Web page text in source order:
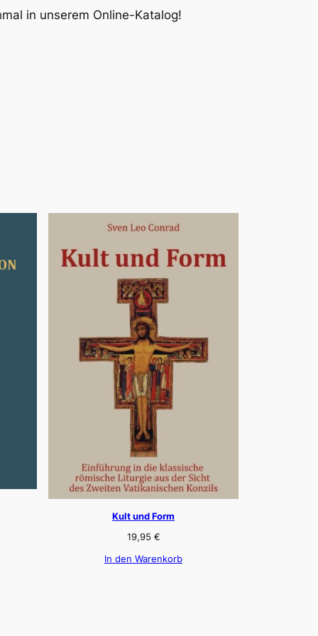
in unserem Online-Katalog!
Kult und Form
19,95 €
In den Warenkorb